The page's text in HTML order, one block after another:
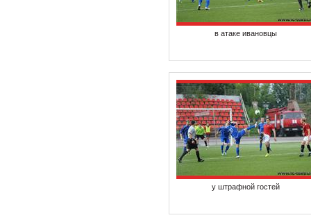
в атаке ивановцы
у штрафной гостей